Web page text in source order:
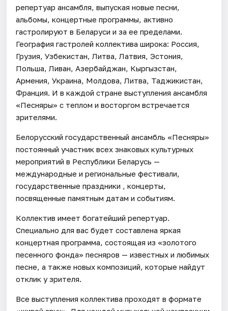
репертуар ансамбля, выпуская новые песни,
альбомы, концертные программы, активно
гастролируют в Беларуси и за ее пределами.
География гастролей коллектива широка: Россия,
Грузия, Узбекистан, Литва, Латвия, Эстония,
Польша, Ливан, Азербайджан, Кыргызстан,
Армения, Украина, Молдова, Литва, Таджикистан,
Франция. И в каждой стране выступления ансамбля
«Песняры» с теплом и восторгом встречается
зрителями.
Белорусский государственный ансамбль «Песняры»
постоянный участник всех знаковых культурных
мероприятий в Республики Беларусь —
международные и региональные фестивали,
государственные праздники , концерты,
посвященные памятным датам и событиям.
Коллектив имеет богатейший репертуар.
Специально для вас будет составлена яркая
концертная программа, состоящая из «золотого
песенного фонда» песняров — известных и любимых
песне, а также новых композиций, которые найдут
отклик у зрителя.
Все выступления коллектива проходят в формате